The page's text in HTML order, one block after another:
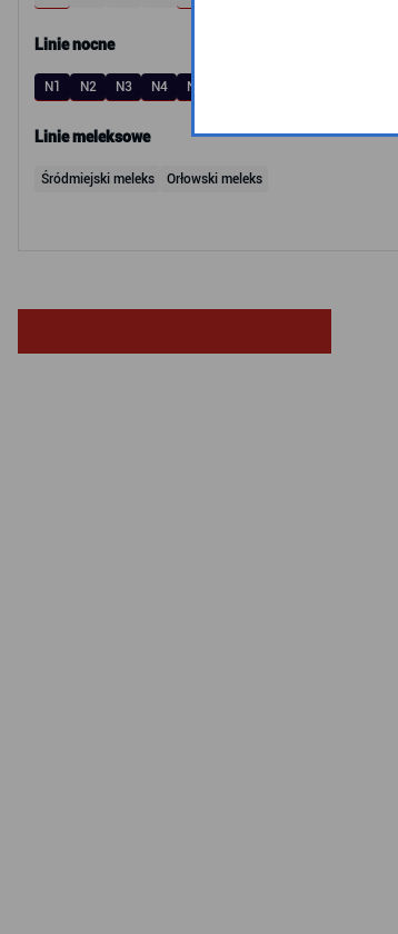
Linie nocne
N1 N2 N3 N4 N5
Linie meleksowe
Śródmiejski meleks Orłowski meleks